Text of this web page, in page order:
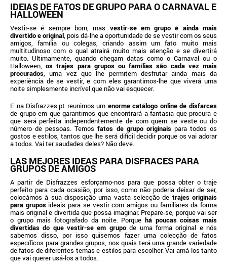
IDEIAS DE FATOS DE GRUPO PARA O CARNAVAL E
HALLOWEEN
Vestir-se é sempre bom, mas vestir-se em grupo é ainda mais
divertido e original, pois dá-lhe a oportunidade de se vestir com os seus
amigos, família ou colegas, criando assim um fato muito mais
multitudinoso com o qual atrairá muito mais atenção e se divertirá
muito. Ultimamente, quando chegam datas como o Carnaval ou o
Halloween,os trajes para grupos ou famílias são cada vez mais
procurados, uma vez que lhe permitem desfrutar ainda mais da
experiência de se vestir, e com eles garantimos-lhe que viverá uma
noite simplesmente incrível que não vai esquecer.
E na Disfrazzes.pt reunimos um enorme catálogo online de disfarces
de grupo em que garantimos que encontrará a fantasia que procura e
que será perfeita independentemente de com quem se veste ou do
número de pessoas. Temosfatos de grupo originaispara todos os
gostos e estilos, tantos que lhe será difícil decidir porque os vai adorar
a todos. Vai ter saudades deles? Não deve.
LAS MEJORES IDEAS PARA DISFRACES PARA
GRUPOS DE AMIGOS
A partir de Disfrazzes esforçamo-nos para que possa obter o traje
perfeito para cada ocasião, por isso, como não poderia deixar de ser,
colocámos à sua disposição uma vasta selecção de trajes originais
para gruposideais para se vestir com amigos ou familiares da forma
mais original e divertida que possa imaginar. Prepare-se, porque vai ser
o grupo mais fotografado da noite. Porque há poucas coisas mais
divertidas do que vestir-se em grupode uma forma original e nós
sabemos disso, por isso quisemos fazer uma colecção de fatos
específicos para grandes grupos, nos quais terá uma grande variedade
de fatos de diferentes temas e estilos para escolher. Vai amá-los tanto
que vai querer usá-los a todos.